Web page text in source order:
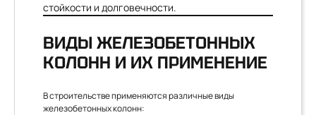
стойкости и долговечности.
ВИДЫ ЖЕЛЕЗОБЕТОННЫХ
КОЛОНН И ИХ ПРИМЕНЕНИЕ
В строительстве применяются различные виды
железобетонных колонн: